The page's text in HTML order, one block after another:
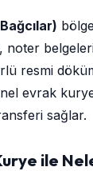
noter
resmi
evrak
sağlar.
ile